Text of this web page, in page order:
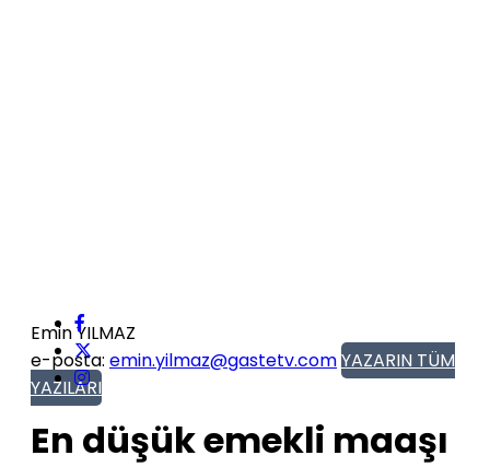
Emin YILMAZ
e-posta: emin.yilmaz@gastetv.comYAZARIN TÜM
YAZILARI
En düşük emekli maaşı